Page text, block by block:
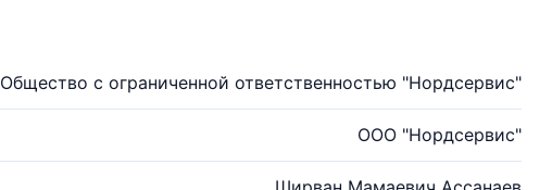
Общество с ограниченной ответственностью "Нордсервис"
ООО "Нордсервис"